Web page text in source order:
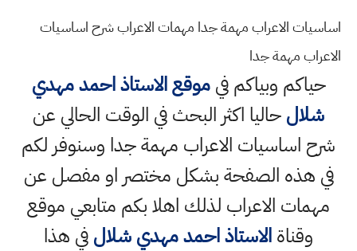
اساسيات الاعراب مهمة جدا مهمات الاعراب شرح اساسيات
الاعراب مهمة جدا
حياكم وبياكم فيموقع الاستاذ احمد مهدي
شلالحاليا اكثر البحث في الوقت الحالي عن
شرح اساسيات الاعراب مهمة جدا وسنوفر لكم
في هذه الصفحة بشكل مختصر او مفصل عن
مهمات الاعراب لذلك اهلا بكم متابعي موقع
وقناةالاستاذ احمد مهدي شلالفي هذا